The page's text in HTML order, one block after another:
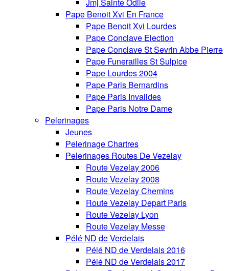
Jmj Sainte Odile
Pape Benoit Xvi En France
Pape Benoit Xvi Lourdes
Pape Conclave Election
Pape Conclave St Sevrin Abbe Pierre
Pape Funerailles St Sulpice
Pape Lourdes 2004
Pape Paris Bernardins
Pape Paris Invalides
Pape Paris Notre Dame
Pelerinages
Jeunes
Pelerinage Chartres
Pelerinages Routes De Vezelay
Route Vezelay 2006
Route Vezelay 2008
Route Vezelay Chemins
Route Vezelay Depart Paris
Route Vezelay Lyon
Route Vezelay Messe
Pélé ND de Verdelais
Pélé ND de Verdelais 2016
Pélé ND de Verdelais 2017